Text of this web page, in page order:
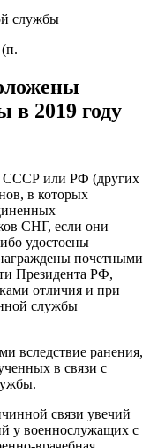
службы
в 2019 году
СССР или РФ (других
в которых
СНГ, если они
удостоены
почетными
Президента РФ,
отличия и при
службы
вследствие ранения,
в связи с
связи увечий
у военнослужащих с